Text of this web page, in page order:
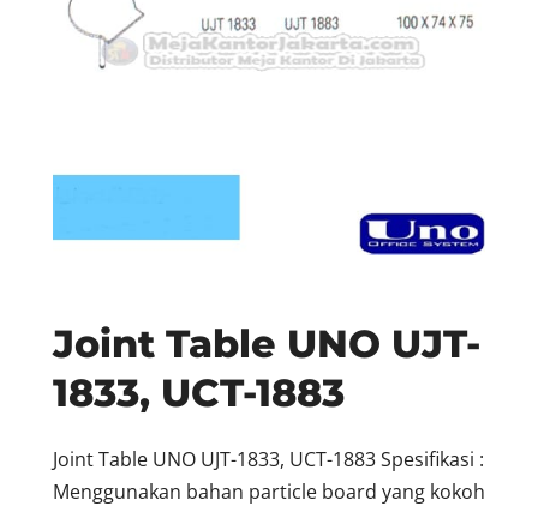
Joint Table UNO UJT-
1833, UCT-1883
Joint Table UNO UJT-1833, UCT-1883 Spesifikasi :
Menggunakan bahan particle board yang kokoh